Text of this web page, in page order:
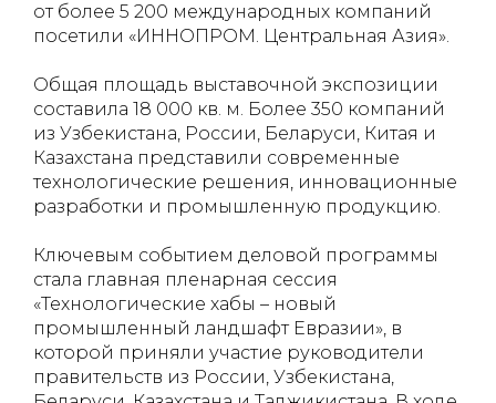
от более 5 200 международных компаний
посетили «ИННОПРОМ. Центральная Азия».
Общая площадь выставочной экспозиции
составила 18 000 кв. м. Более 350 компаний
из Узбекистана, России, Беларуси, Китая и
Казахстана представили современные
технологические решения, инновационные
разработки и промышленную продукцию.
Ключевым событием деловой программы
стала главная пленарная сессия
«Технологические хабы – новый
промышленный ландшафт Евразии», в
которой приняли участие руководители
правительств из России, Узбекистана,